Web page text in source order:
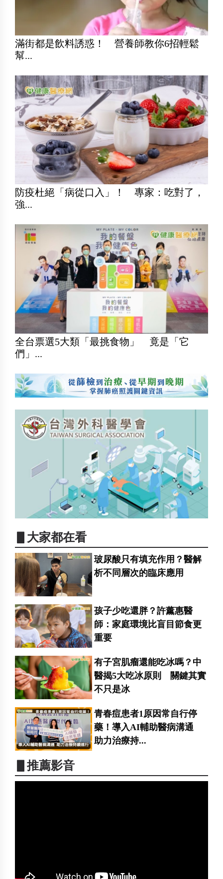
滿街都是飲料誘惑！ 營養師教你6招輕鬆
幫...
防疫杜絕「病從口入」！ 專家：吃對了，
強...
全台票選5大類「最挑食物」 竟是「它
們」...
▋大家都在看
玻尿酸只有填充作用？醫解
析不同層次的臨床應用
孩子少吃還胖？許薰惠醫
師：家庭環境比盲目節食更
重要
有子宮肌瘤還能吃冰嗎？中
醫揭5大吃冰原則 關鍵其實
不只是冰
青春痘患者1原因常自行停
藥！導入AI輔助醫病溝通
助力治療持...
▋推薦影音